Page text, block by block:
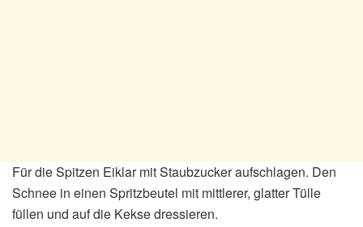
Für die Spitzen Eiklar mit Staubzucker aufschlagen. Den
Schnee in einen Spritzbeutel mit mittlerer, glatter Tülle
füllen und auf die Kekse dressieren.